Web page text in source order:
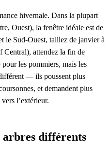
hivernale. Dans la plupart
Ouest), la fenêtre idéale est de
le Sud-Ouest, taillez de janvier à
Central), attendez la fin de
les pommiers, mais les
— ils poussent plus
et demandent plus
l’extérieur.
arbres différents